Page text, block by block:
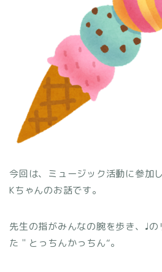
今回は、ミュージック活動に参加
Kちゃんのお話です。
先生の指がみんなの腕を歩き、♩
た＂とっちんかっちん“。